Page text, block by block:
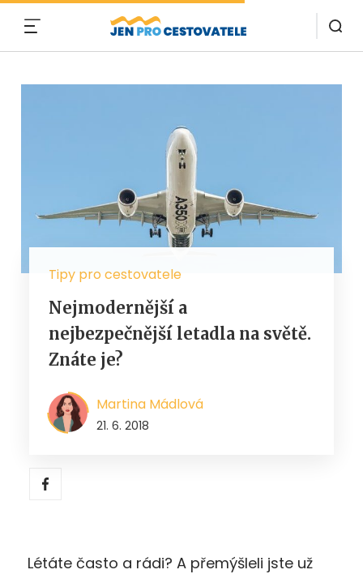
Tipy pro cestovatele
Nejmodernější a
nejbezpečnější letadla na světě.
Znáte je?
Martina Mádlová
21. 6. 2018
Létáte často a rádi? A přemýšleli jste už